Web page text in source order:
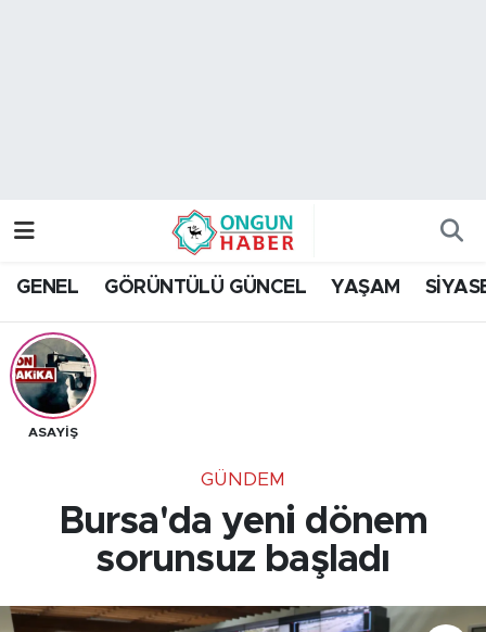
GENEL GÖRÜNTÜLÜ GÜNCEL YAŞAM
ASAYİŞ
GÜNDEM
Bursa'da yeni dönem
sorunsuz başladı
Trafik Durumu
Tüm Manşetler
Son Dakika Haberleri